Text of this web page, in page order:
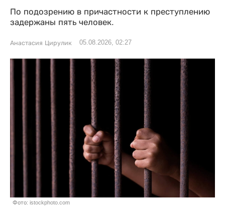
По подозрению в причастности к преступлению
задержаны пять человек.
Анастасия Цирулик 05.08.2026, 02:27
Фото: istockphoto.com